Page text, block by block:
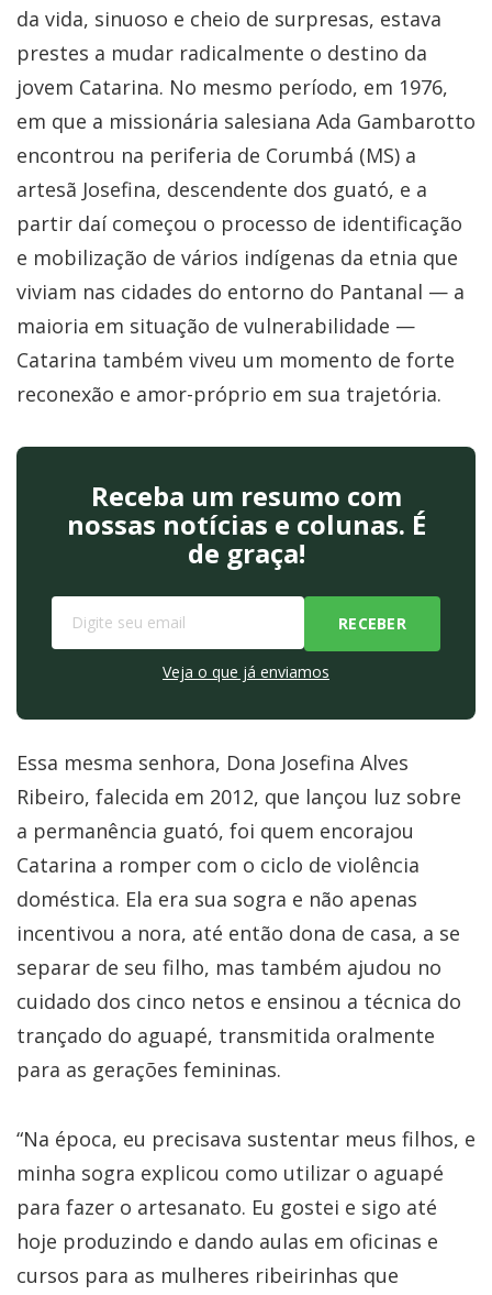
da vida, sinuoso e cheio de surpresas, estava
prestes a mudar radicalmente o destino da
jovem Catarina. No mesmo período, em 1976,
em que a missionária salesiana Ada Gambarotto
encontrou na periferia de Corumbá (MS) a
artesã Josefina, descendente dos guató, e a
partir daí começou o processo de identificação
e mobilização de vários indígenas da etnia que
viviam nas cidades do entorno do Pantanal — a
maioria em situação de vulnerabilidade —
Catarina também viveu um momento de forte
reconexão e amor-próprio em sua trajetória.
Receba um resumo com
nossas notícias e colunas. É
de graça!
Veja o que já enviamos
Essa mesma senhora, Dona Josefina Alves
Ribeiro, falecida em 2012, que lançou luz sobre
a permanência guató, foi quem encorajou
Catarina a romper com o ciclo de violência
doméstica. Ela era sua sogra e não apenas
incentivou a nora, até então dona de casa, a se
separar de seu filho, mas também ajudou no
cuidado dos cinco netos e ensinou a técnica do
trançado do aguapé, transmitida oralmente
para as gerações femininas.
“Na época, eu precisava sustentar meus filhos, e
minha sogra explicou como utilizar o aguapé
para fazer o artesanato. Eu gostei e sigo até
hoje produzindo e dando aulas em oficinas e
cursos para as mulheres ribeirinhas que